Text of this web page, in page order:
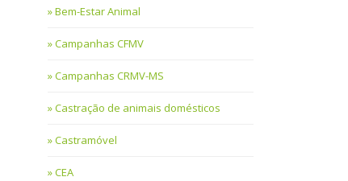
Bem-Estar Animal
Campanhas CFMV
Campanhas CRMV-MS
Castração de animais domésticos
Castramóvel
CEA